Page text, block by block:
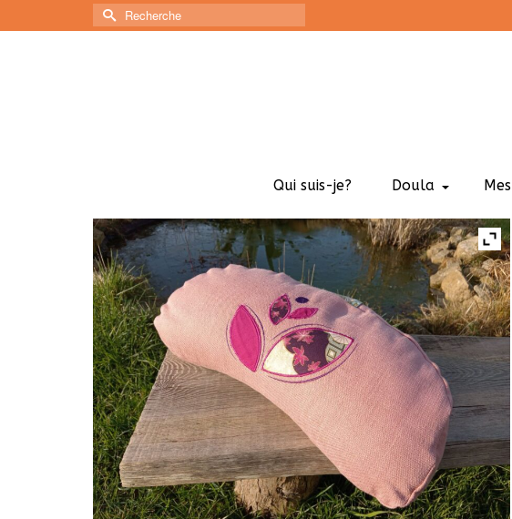
Rechercher :
Qui suis-je? Doula